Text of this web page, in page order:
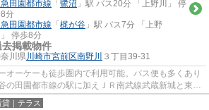
田園都市線 「 鷺沼 」駅 バス20分 「上野川」 停
分
田園都市線 「 梶が谷 」駅 バス7分 「上野
」 停歩8分
去掲載物件
川県川崎市宮前区南野川 ３丁目39-31
オーケーも徒歩圏内で利用可能。バス便も多くあり
の田園都市線の駅に加えＪＲ南武線武蔵新城と東横
運行しており便利な...
貸｜テラス